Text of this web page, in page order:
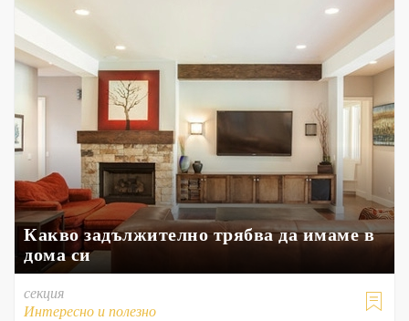
Какво задължително трябва да имаме в
дома си

секция
Интересно и полезно